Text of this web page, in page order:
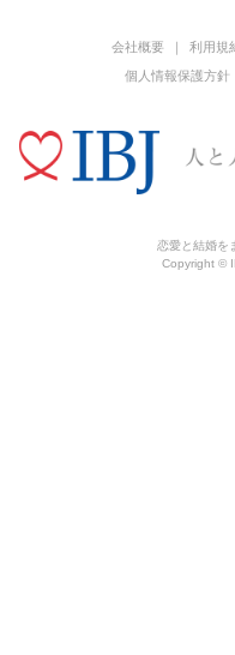
会社概要 利用規
個人情報保護方針
恋愛と結婚を
Copyright ©